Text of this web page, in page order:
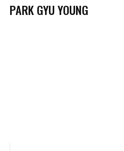
PARK GYU YOUNG